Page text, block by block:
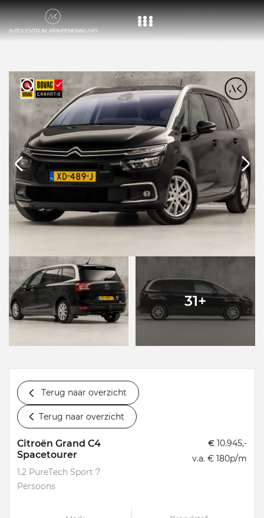
Aanbod
Diensten
Over ons
Vacature
Contact
31+
Terug naar overzicht
Terug naar overzicht
Citroën Grand C4
Spacetourer
1.2 PureTech Sport 7
Persoons
€ 10.945,-
v.a. € 180p/m